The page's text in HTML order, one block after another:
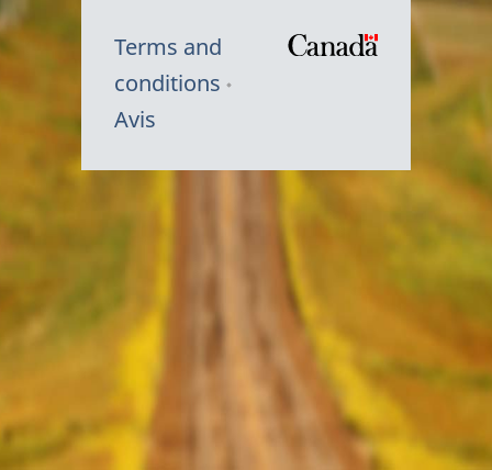
Terms and
conditions
Avis
Symbole
Canada